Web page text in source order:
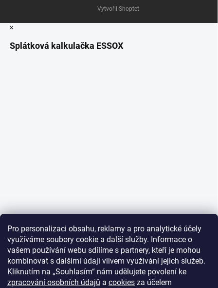
Pro personalizaci obsahu, reklamy a pro analytické účely
využíváme soubory cookie a další služby. Informace o
vašem používání webu sdílíme s partnery, kteří je mohou
kombinovat s dalšími údaji vlivem využívání jejich služeb.
Kliknutím na „Souhlasím“ nám udělujete povolení ke
zpracování osobních údajů a cookies za účelem
Vytvořil Shoptet
×
Splátková kalkulačka ESSOX